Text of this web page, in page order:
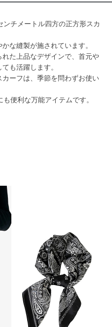
ンチメートル四方の正方形スカ
な縫製が施されています。
た上品なデザインで、首元や
も活躍します。
ーフは、季節を問わずお使い
便利な万能アイテムです。